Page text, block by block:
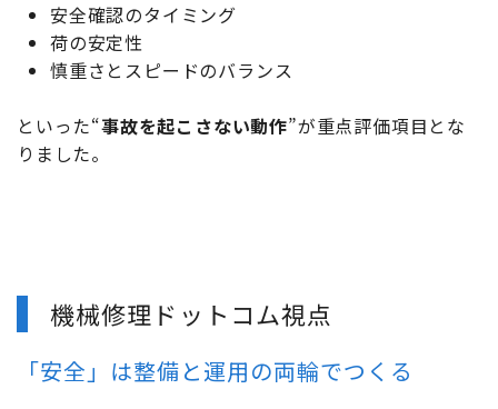
安全確認のタイミング
荷の安定性
慎重さとスピードのバランス
といった“事故を起こさない動作”が重点評価項目とな
りました。
機械修理ドットコム視点
「安全」は整備と運用の両輪でつくる